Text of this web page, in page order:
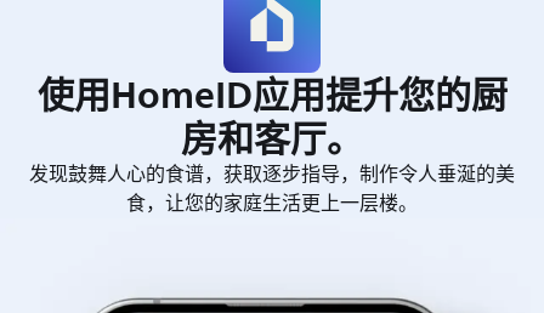
使用HomeID应用提升您的厨
房和客厅。
发现鼓舞人心的食谱，获取逐步指导，制作令人垂涎的美
食，让您的家庭生活更上一层楼。